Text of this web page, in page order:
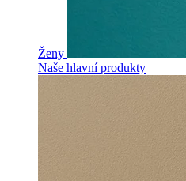
Ženy
Naše hlavní produkty